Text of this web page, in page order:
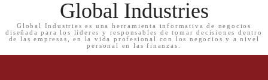
Global Industries
Global Industries es una herramienta informativa de negocios
diseñada para los líderes y responsables de tomar decisiones dentro
de las empresas, en la vida profesional con los negocios y a nivel
personal en las finanzas.